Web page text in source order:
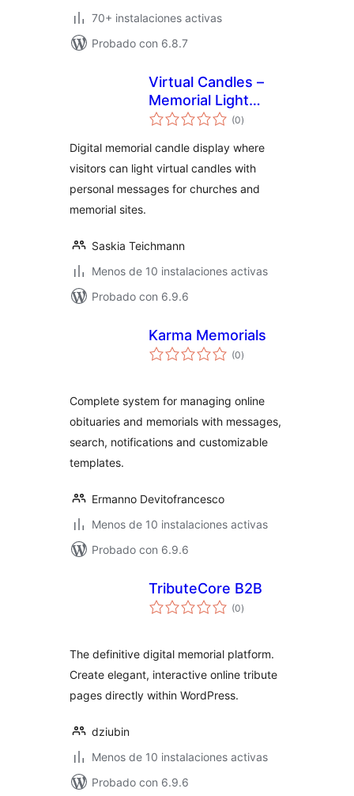
70+ instalaciones activas
Probado con 6.8.7
Virtual Candles –
Memorial Light
Display
(0valoraciones
en
)
Digital memorial candle display where
visitors can light virtual candles with
personal messages for churches and
memorial sites.
Saskia Teichmann
Menos de 10 instalaciones activas
Probado con 6.9.6
Karma Memorials
(0valoraciones
en
)
Complete system for managing online
obituaries and memorials with messages,
search, notifications and customizable
templates.
Ermanno Devitofrancesco
Menos de 10 instalaciones activas
Probado con 6.9.6
TributeCore B2B
(0valoraciones
en
)
The definitive digital memorial platform.
Create elegant, interactive online tribute
pages directly within WordPress.
dziubin
Menos de 10 instalaciones activas
Probado con 6.9.6